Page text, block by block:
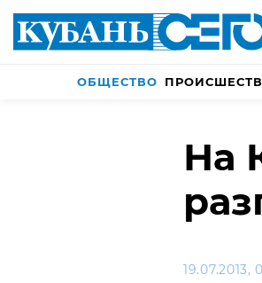
ОБЩЕСТВО
На
19.07.2013,